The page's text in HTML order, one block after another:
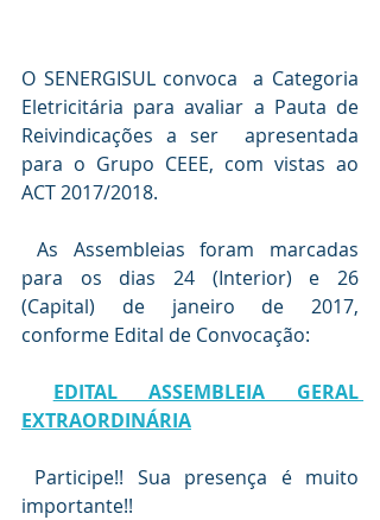
O SENERGISUL convoca  a Categoria
Eletricitária para avaliar a Pauta de
Reivindicações a ser  apresentada
para o Grupo CEEE, com vistas ao
ACT 2017/2018.
para os dias 24 (Interior) e 26
(Capital) de janeiro de 2017,
conforme Edital de Convocação:
EDITAL ASSEMBLEIA GERAL
EXTRAORDINÁRIA
importante!!